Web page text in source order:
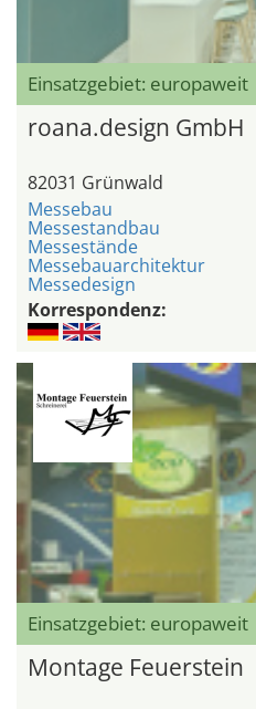
Einsatzgebiet: europaweit
roana.design GmbH
82031 Grünwald
Messebau
Messestandbau
Messestände
Messebauarchitektur
Messedesign
Korrespondenz:
Einsatzgebiet: europaweit
Montage Feuerstein